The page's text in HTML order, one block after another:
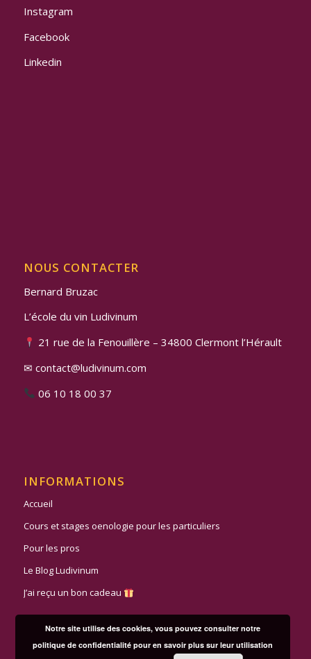
Instagram
Facebook
Linkedin
NOUS CONTACTER
Bernard Bruzac
L’école du vin Ludivinum
21 rue de la Fenouillère – 34800 Clermont l’Hérault
✉ contact@ludivinum.com
06 10 18 00 37
INFORMATIONS
Accueil
Cours et stages oenologie pour les particuliers
Pour les pros
Le Blog Ludivinum
J’ai reçu un bon cadeau
Notre site utilise des cookies, vous pouvez consulter notre
politique de confidentialité pour en savoir plus sur leur utilisation